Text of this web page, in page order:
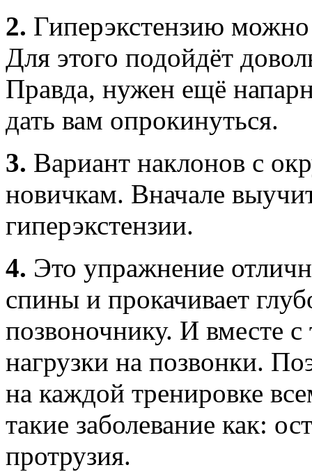
2. Гиперэкстензию
Для этого подойдёт
Правда, нужен ещё
дать вам опрокинуться.
3. Вариант наклонов с
новичкам. Вначале
гиперэкстензии.
4. Это упражнение
спины и прокачивает
позвоночнику. И вместе
нагрузки на позвонки.
на каждой тренировке
такие заболевание как:
протрузия.